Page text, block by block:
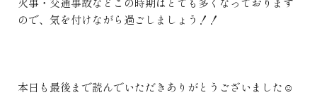
ので、気を付けながら過ごしましょう！！
本日も最後まで読んでいただきありがとうございました☺